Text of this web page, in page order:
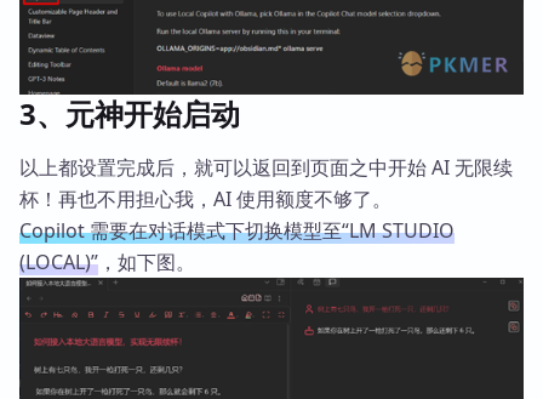
3、元神开始启动
以上都设置完成后，就可以返回到页面之中开始 AI 无限续
杯！再也不用担心我，AI 使用额度不够了。
Copilot 需要在对话模式下切换模型至“LM STUDIO
(LOCAL)” ，如下图。